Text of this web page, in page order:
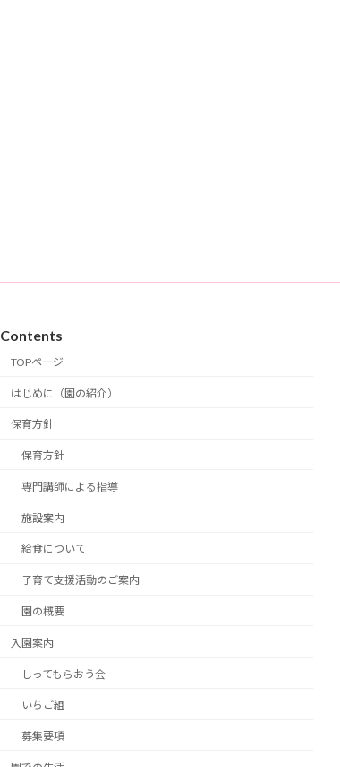
Contents
TOPページ
はじめに（園の紹介）
保育方針
保育方針
専門講師による指導
施設案内
給食について
子育て支援活動のご案内
園の概要
入園案内
しってもらおう会
いちご組
募集要項